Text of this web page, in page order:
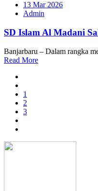
13 Mar 2026
Admin
SD Islam Al Madani
Banjarbaru – Dalam rangka
Read More
1
2
3